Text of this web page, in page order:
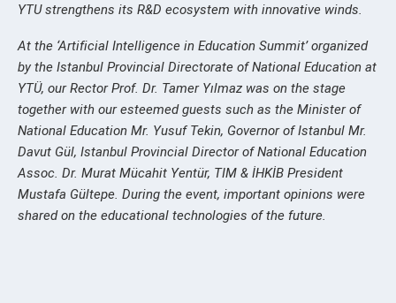
YTU strengthens its R&D ecosystem with innovative winds.
At the ‘Artificial Intelligence in Education Summit’ organized
by the Istanbul Provincial Directorate of National Education at
YTÜ, our Rector Prof. Dr. Tamer Yılmaz was on the stage
together with our esteemed guests such as the Minister of
National Education Mr. Yusuf Tekin, Governor of Istanbul Mr.
Davut Gül, Istanbul Provincial Director of National Education
Assoc. Dr. Murat Mücahit Yentür, TIM & İHKİB President
Mustafa Gültepe. During the event, important opinions were
shared on the educational technologies of the future.